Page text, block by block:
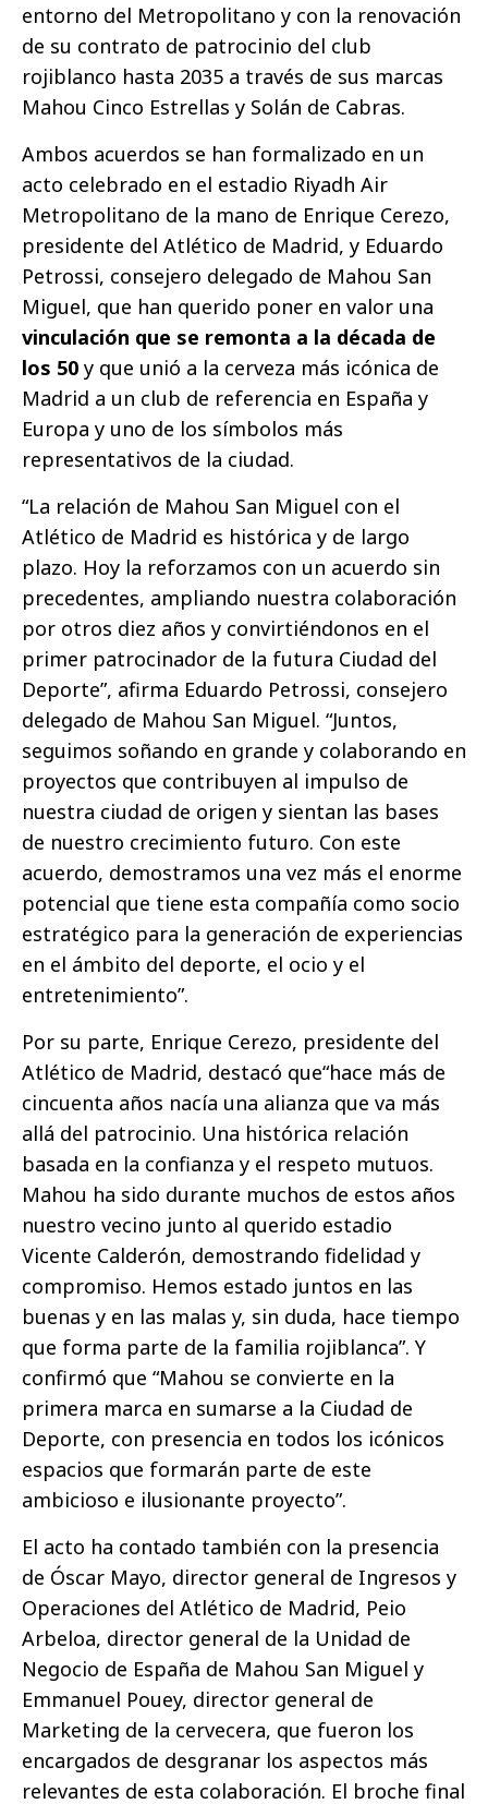
entorno del Metropolitano y con la renovación
de su contrato de patrocinio del club
rojiblanco hasta 2035 a través de sus marcas
Mahou Cinco Estrellas y Solán de Cabras.
Ambos acuerdos se han formalizado en un
acto celebrado en el estadio Riyadh Air
Metropolitano de la mano de Enrique Cerezo,
presidente del Atlético de Madrid, y Eduardo
Petrossi, consejero delegado de Mahou San
Miguel, que han querido poner en valor una
vinculación que se remonta a la década de
los 50 y que unió a la cerveza más icónica de
Madrid a un club de referencia en España y
Europa y uno de los símbolos más
representativos de la ciudad.
“La relación de Mahou San Miguel con el
Atlético de Madrid es histórica y de largo
plazo. Hoy la reforzamos con un acuerdo sin
precedentes, ampliando nuestra colaboración
por otros diez años y convirtiéndonos en el
primer patrocinador de la futura Ciudad del
Deporte”, afirma Eduardo Petrossi, consejero
delegado de Mahou San Miguel. “Juntos,
seguimos soñando en grande y colaborando en
proyectos que contribuyen al impulso de
nuestra ciudad de origen y sientan las bases
de nuestro crecimiento futuro. Con este
acuerdo, demostramos una vez más el enorme
potencial que tiene esta compañía como socio
estratégico para la generación de experiencias
en el ámbito del deporte, el ocio y el
entretenimiento”.
Por su parte, Enrique Cerezo, presidente del
Atlético de Madrid, destacó que“hace más de
cincuenta años nacía una alianza que va más
allá del patrocinio. Una histórica relación
basada en la confianza y el respeto mutuos.
Mahou ha sido durante muchos de estos años
nuestro vecino junto al querido estadio
Vicente Calderón, demostrando fidelidad y
compromiso. Hemos estado juntos en las
buenas y en las malas y, sin duda, hace tiempo
que forma parte de la familia rojiblanca”. Y
confirmó que “Mahou se convierte en la
primera marca en sumarse a la Ciudad de
Deporte, con presencia en todos los icónicos
espacios que formarán parte de este
ambicioso e ilusionante proyecto”.
El acto ha contado también con la presencia
de Óscar Mayo, director general de Ingresos y
Operaciones del Atlético de Madrid, Peio
Arbeloa, director general de la Unidad de
Negocio de España de Mahou San Miguel y
Emmanuel Pouey, director general de
Marketing de la cervecera, que fueron los
encargados de desgranar los aspectos más
relevantes de esta colaboración. El broche final